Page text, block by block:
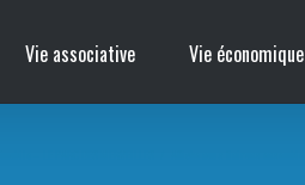
Vie associative Vie économique